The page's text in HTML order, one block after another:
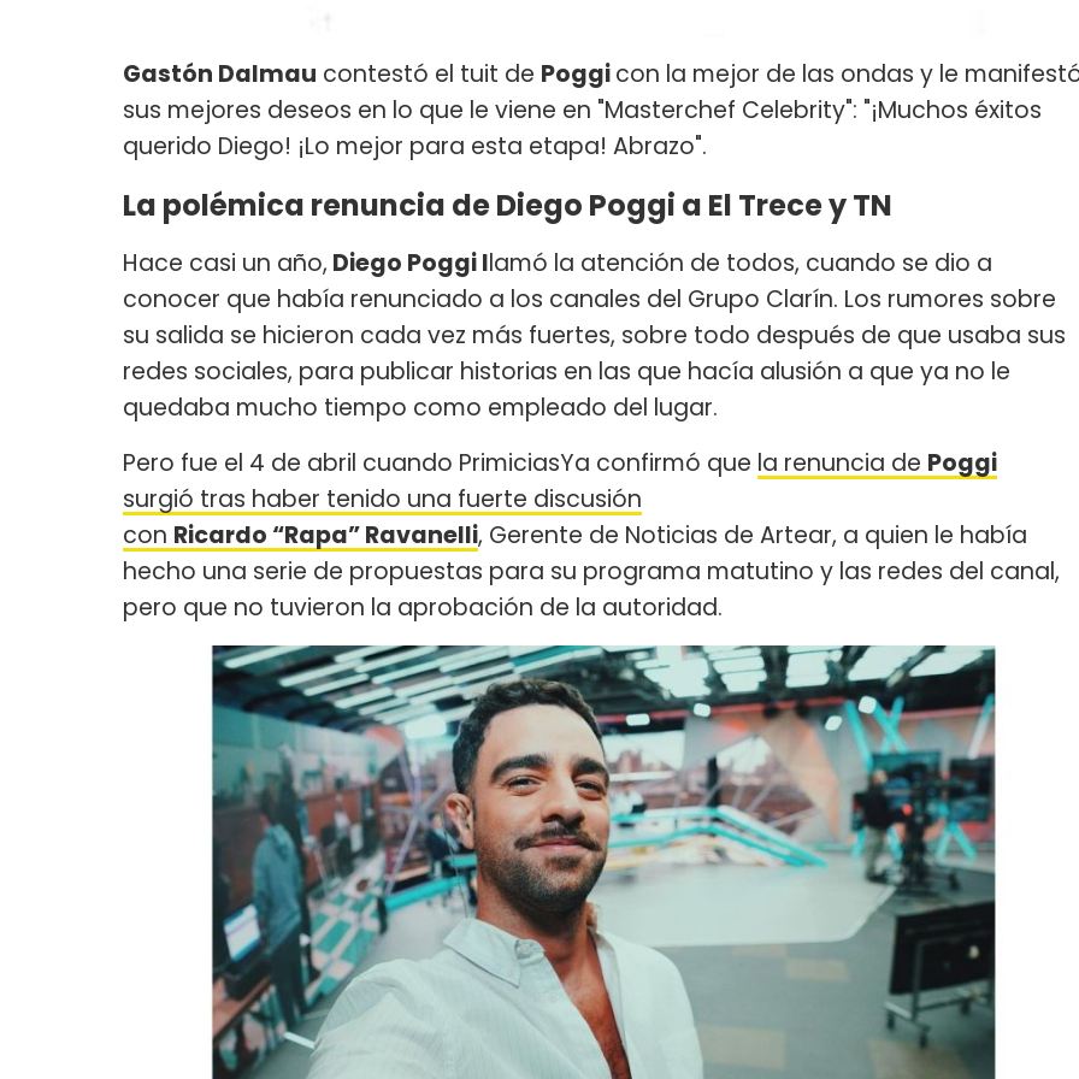
Gastón Dalmau contestó el tuit de Poggicon la mejor de las ondas y le
sus mejores deseos en lo que le viene en "Masterchef Celebrity": "¡Muchos éxitos
querido Diego! ¡Lo mejor para esta etapa! Abrazo".
La polémica renuncia de Diego Poggi a El Trece y TN
Hace casi un año, Diego Poggi llamó la atención de todos, cuando se dio a
conocer que había renunciado a los canales del Grupo Clarín. Los rumores sobre
su salida se hicieron cada vez más fuertes, sobre todo después de que usaba sus
redes sociales, para publicar historias en las que hacía alusión a que ya no le
quedaba mucho tiempo como empleado del lugar.
Pero fue el 4 de abril cuando PrimiciasYa confirmó que la renuncia de Poggi
surgió tras haber tenido una fuerte discusión
con Ricardo “Rapa” Ravanelli, Gerente de Noticias de Artear, a quien le había
hecho una serie de propuestas para su programa matutino y las redes del canal,
pero que no tuvieron la aprobación de la autoridad.